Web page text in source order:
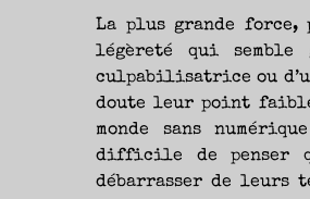
La plus grande force,
légèreté qui semble
culpabilisatrice ou
doute leur point
monde sans
difficile de penser
débarrasser de leurs